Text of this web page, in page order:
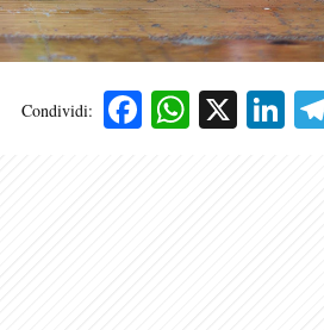
Condividi: Facebook
X